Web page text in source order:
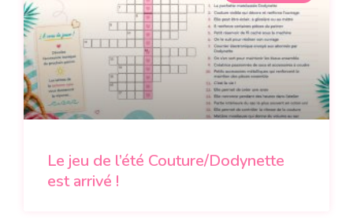
Le jeu de l’été Couture/Dodynette
est arrivé !